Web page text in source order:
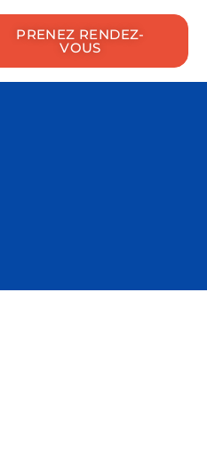
PRENEZ RENDEZ-
VOUS